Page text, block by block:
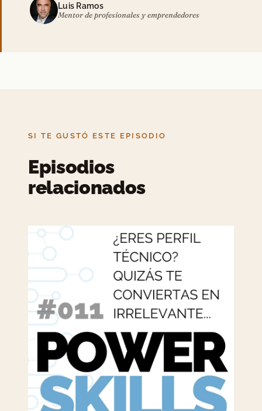
Luis Ramos
Mentor de profesionales y emprendedores
SI TE GUSTÓ ESTE EPISODIO
Episodios
relacionados